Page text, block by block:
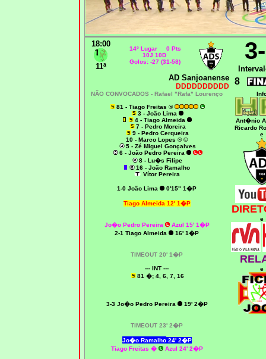
18:00
11ª
14º Lugar 0 Pts
10J 10D
Golos: -27 (31-58)
3
AD Sanjoanense
DDDDDDDDDD 8
NÃO CONVOCADOS - Rafael "Rafa" Lourenço
81 - Tiago Freitas ®
3 - João Lima
4 - Tiago Almeida
7 - Pedro Moreira
9 - Pedro Cerqueira
10 - Marco Lopes ® ©
5 - Zé Miguel Gonçalves
6 - João Pedro Pereira
8 - Lu�s Filipe
16 - João Ramalho
Vítor Pereira
1-0 João Lima 0'15" 1�P
Tiago Almeida 12' 1�P
Jo�o Pedro Pereira
Azul 15' 1�P
2-1 Tiago Almeida
16' 1�P
TIMEOUT 20' 1�P
--- INT ---
81 �; 4, 6, 7, 16
3-3 Jo�o Pedro Pereira 19' 2�P
TIMEOUT 23' 2�P
Jo�o Ramalho24' 2�P
Tiago Freitas � Azul 24' 2�P
Ant�nio
Ricardo
e
e
e